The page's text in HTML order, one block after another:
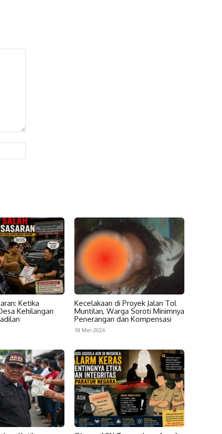
Ketika
Kehilangan
Kecelakaan di Proyek Jalan Tol
Muntilan, Warga Soroti Minimnya
Penerangan dan Kompensasi
18 Mei 2026